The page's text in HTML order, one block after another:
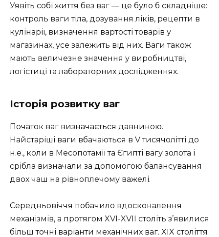
Уявіть собі життя без ваг — це було б складніше:
контроль ваги тіла, дозування ліків, рецепти в
кулінарії, визначення вартості товарів у
магазинах, усе залежить від них. Ваги також
мають величезне значення у виробництві,
логістиці та лабораторних дослідженнях.
Історія розвитку ваг
Початок ваг визначається давниною.
Найстаріші ваги вбачаються в V тисячолітті до
н.е., коли в Месопотамії та Єгипті вагу золота і
срібла визначали за допомогою балансування
двох чаш на рівноплечому важелі.
Середньовіччя побачило вдосконалення
механізмів, а протягом XVI-XVII століть з’явилися
більш точні варіанти механічних ваг. XIX століття